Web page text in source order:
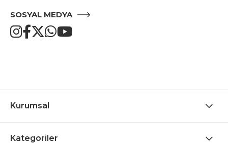
SOSYAL MEDYA
Kurumsal
Kategoriler